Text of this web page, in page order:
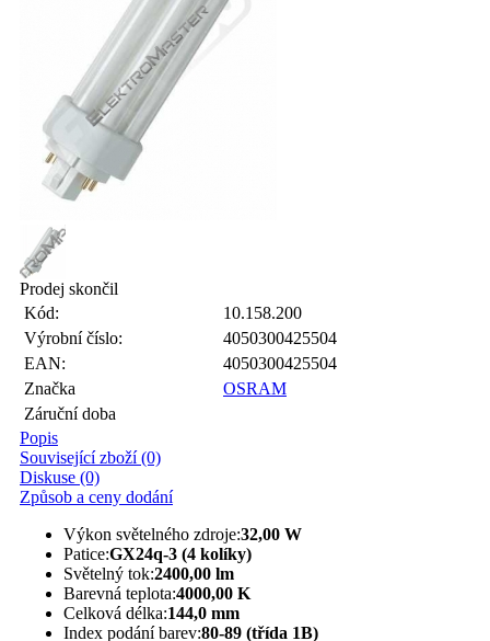
Prodej skončil
Kód:
10.158.200
Výrobní číslo:
4050300425504
EAN:
4050300425504
Značka
OSRAM
Záruční doba
Popis
Související zboží (0)
Diskuse (0)
Způsob a ceny dodání
Výkon světelného zdroje:32,00 W
Patice:GX24q-3 (4 kolíky)
Světelný tok:2400,00 lm
Barevná teplota:4000,00 K
Celková délka:144,0 mm
Index podání barev:80-89 (třída 1B)